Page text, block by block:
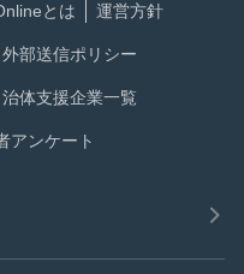
とは 運営方針
外部送信ポリシー
治体支援企業一覧
アンケート